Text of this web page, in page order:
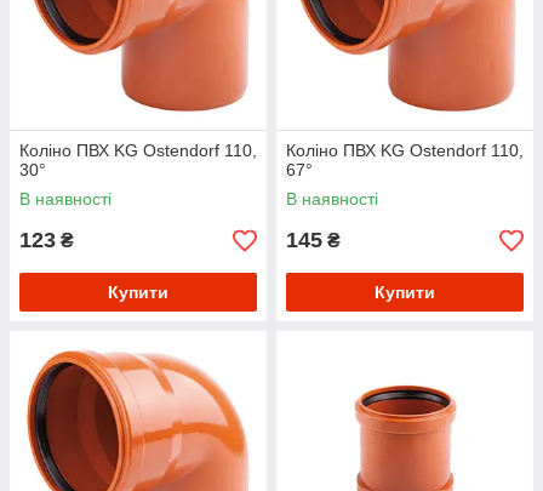
Коліно ПВХ KG Ostendorf 110,
30°
В наявності
123 ₴
Купити
Коліно ПВХ KG Ostendorf 110,
67°
В наявності
145 ₴
Купити